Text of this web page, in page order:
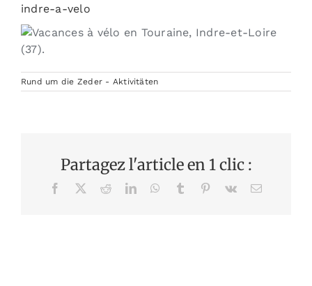
indre-a-velo
Rund um die Zeder - Aktivitäten
Partagez l'article en 1 clic :
Facebook RedditLinkedInWhatsApp
Tumblr Pinterest
Vk Email